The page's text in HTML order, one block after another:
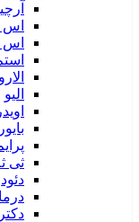
اس
اس
الیو
ثی